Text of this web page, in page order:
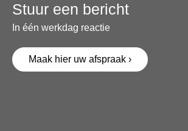
Stuur een bericht
In één werkdag reactie
Maak hier uw afspraak ›